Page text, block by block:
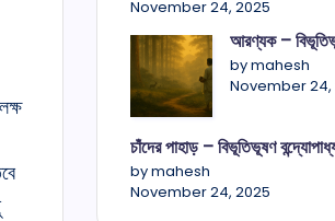
November 24, 2025
আরণ্যক –
by mahesh
November 24,
চাঁদের পাহাড় – বিভূতিভূষণ
by mahesh
November 24, 2025